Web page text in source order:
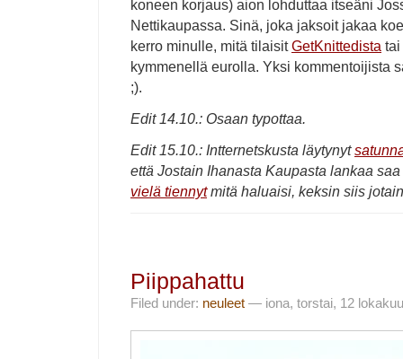
koneen korjaus) aion lohduttaa itseäni
Nettikaupassa. Sinä, joka jaksoit jakaa
kerro minulle, mitä tilaisitGetKnittedista tai
kymmenellä eurolla. Yksi kommentoijista
;).
Edit 14.10.: Osaan typottaa.
Edit 15.10.: Intternetskusta läytynyt
että Jostain Ihanasta Kaupasta lankaa
vielä tiennytmitä haluaisi, keksin siis
Piippahattu
Filed under: neuleet — iona, torstai, 12